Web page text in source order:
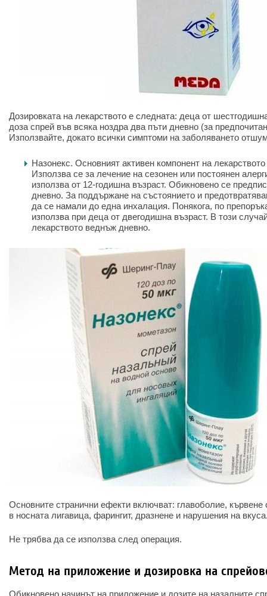
Дозировката на лекарството е следната: деца от
доза спрей във всяка ноздра два пъти дневно (за
Използвайте, докато всички симптоми на заболяването
Назонекс. Основният активен компонент на
Използва се за лечение на сезонен или постоянен
използва от 12-годишна възраст. Обикновено се
дневно. За поддържане на състоянието и
да се намали до една инхалация. Понякога, по
използва при деца от двегодишна възраст. В този
лекарството веднъж дневно.
Основните странични ефекти включват: главоболие, кървене
в носната лигавица, фарингит, дразнене и нарушения на
Не трябва да се използва след операция.
Метод на приложение и дозировка на
Обикновено начинът на приложение и дозите на назалните